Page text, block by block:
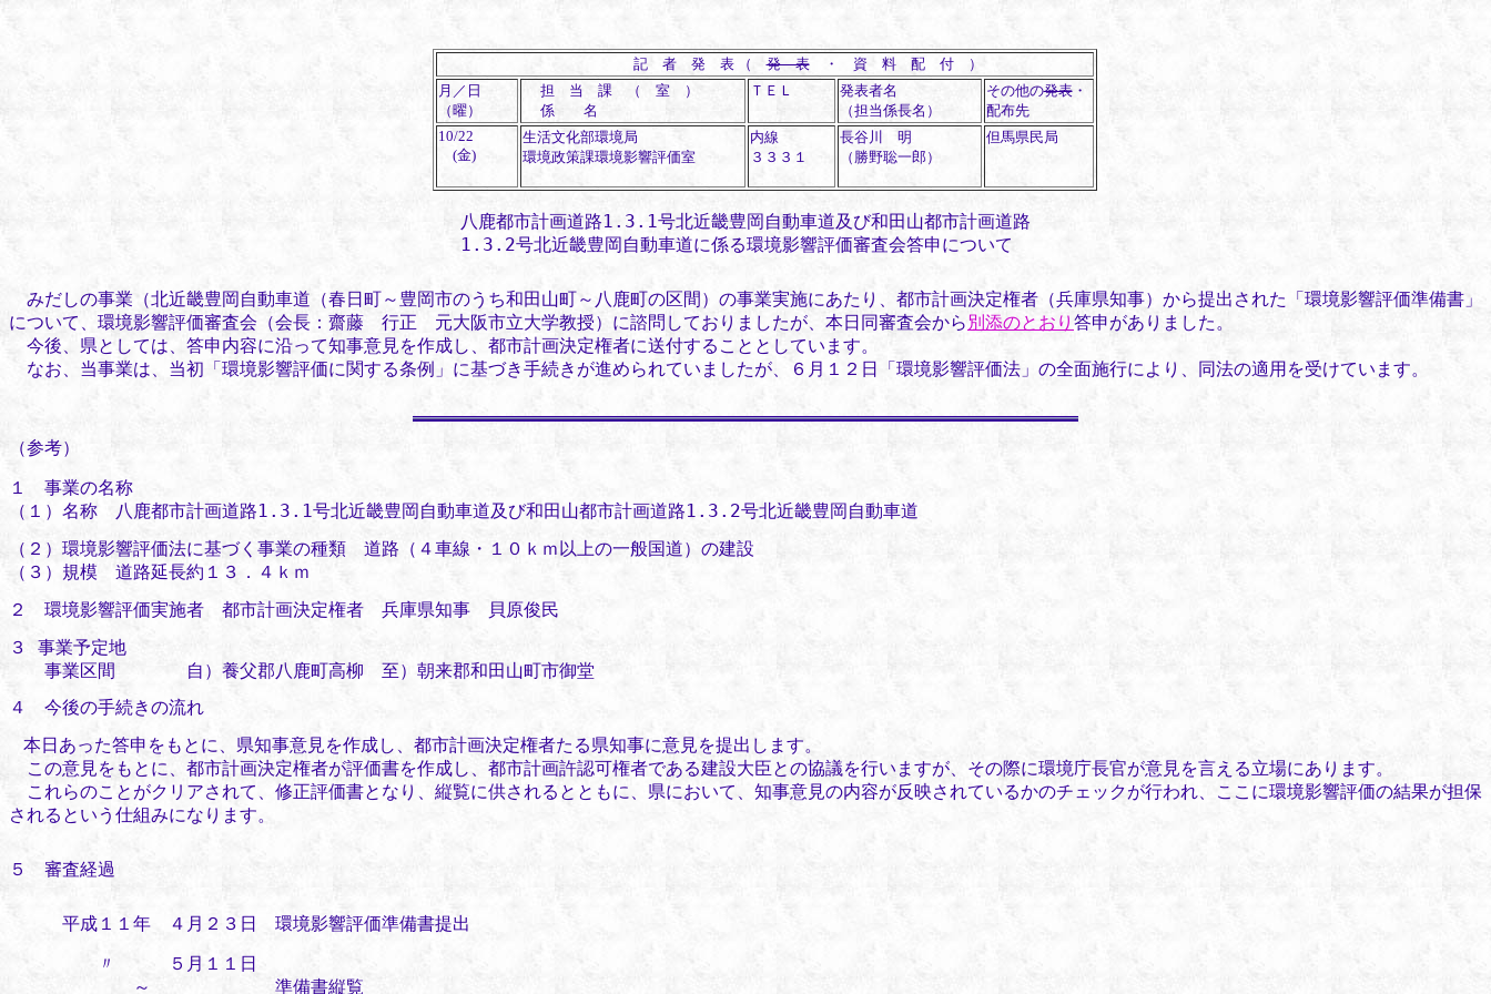
記 者 発 表 （発 表・ 資 料 配 付 ）
月／日
（曜）
担 当 課 （ 室 ）
係 名
ＴＥＬ
発表者名
（担当係長名）
その他の発表・
配布先
10/22
(金)
生活文化部環境局
環境政策課環境影響評価室
内線
３３３１
長谷川 明
（勝野聡一郎）
但馬県民局
八鹿都市計画道路1.3.1号北近畿豊岡自動車道及び和田山都市計画道路
1.3.2号北近畿豊岡自動車道に係る環境影響評価審査会答申について
みだしの事業（北近畿豊岡自動車道（春日町～豊岡市のうち和田山町～八鹿町の区間）の事業実施にあたり、都市計画決定権者（兵庫県知事）から提出された「環境影響評価準備書」
について、環境影響評価審査会（会長：齋藤 行正 元大阪市立大学教授）に諮問しておりましたが、本日同審査会から別添のとおり 答申がありました。
今後、県としては、答申内容に沿って知事意見を作成し、都市計画決定権者に送付することとしています。
なお、当事業は、当初「環境影響評価に関する条例」に基づき手続きが進められていましたが、６月１２日「環境影響評価法」の全面施行により、同法の適用を受けています。
（参考）
１ 事業の名称
（１）名称 八鹿都市計画道路1.3.1号北近畿豊岡自動車道及び和田山都市計画道路1.3.2号北近畿豊岡自動車道
（２）環境影響評価法に基づく事業の種類 道路（４車線・１０ｋｍ以上の一般国道）の建設
（３）規模 道路延長約１３．４ｋｍ
２ 環境影響評価実施者 都市計画決定権者 兵庫県知事 貝原俊民
３ 事業予定地
事業区間 自）養父郡八鹿町高柳 至）朝来郡和田山町市御堂
４ 今後の手続きの流れ
本日あった答申をもとに、県知事意見を作成し、都市計画決定権者たる県知事に意見を提出します。
この意見をもとに、都市計画決定権者が評価書を作成し、都市計画許認可権者である建設大臣との協議を行いますが、その際に環境庁長官が意見を言える立場にあります。
これらのことがクリアされて、修正評価書となり、縦覧に供されるとともに、県において、知事意見の内容が反映されているかのチェックが行われ、ここに環境影響評価の結果が担保
されるという仕組みになります。
５ 審査経過
平成１１年 ４月２３日 環境影響評価準備書提出
〃 ５月１１日
～ 準備書縦覧